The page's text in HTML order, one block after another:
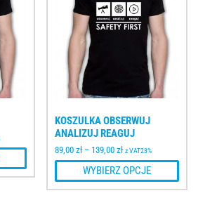
KOSZULKA OBSERWUJ
ANALIZUJ REAGUJ
89,00zł – 139,00zł z VAT23%
WYBIERZ OPCJE